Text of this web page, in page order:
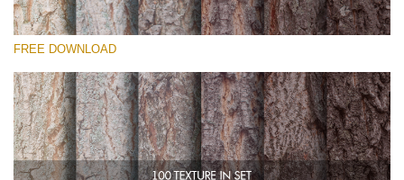
कृपया चुने
Small 800*533px
Natural Tree
(100 Textures)
FREE DOWNLOAD